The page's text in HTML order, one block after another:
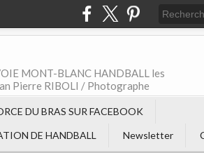
MONT-BLANC HANDBALL les
Pierre RIBOLI / Photographe
DU BRAS SUR FACEBOOK
DE HANDBALL Newsletter